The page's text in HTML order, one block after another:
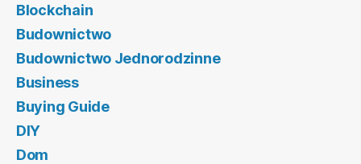
Blockchain
Budownictwo
Budownictwo Jednorodzinne
Business
Buying Guide
DIY
Dom